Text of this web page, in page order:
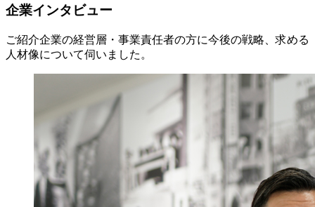
企業インタビュー
ご紹介企業の経営層・事業責任者の方に今後の戦略、求める
人材像について伺いました。